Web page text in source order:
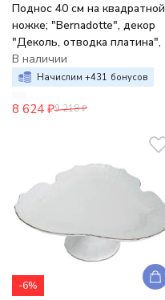
Поднос 40 см на квадратной
ножке; "Bernadotte", декор
"Деколь, отводка платина",
В наличии
Начислим +431 бонусов
8 624 ₽9 218 ₽
-6%